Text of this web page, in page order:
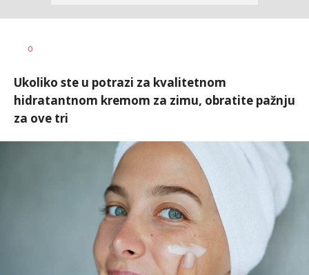
AUTOR
0
Ukoliko ste u potrazi za kvalitetnom
hidratantnom kremom za zimu, obratite pažnju
za ove tri